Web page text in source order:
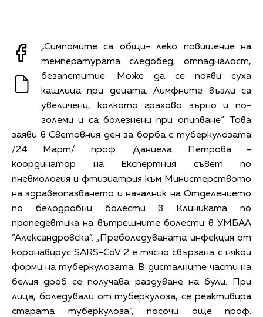
„Симпомите са общи- леко повишение на
температурата следобед, отпадналост,
безапетитие. Може да се появи суха
кашлица при децата. Лимфните възли са
увеличени, колкото грахово зърно и по-
големи и са болезнени при опипване“. Това
заяви в Световния ден за борба с туберкулозата
/24 Март/ проф. Даниела Петрова -
координатор на Експертния съвет по
пневмология и фтизиатрия към Министерството
на здравеопазването и началник на Отделението
по белодробни болести в Клиниката по
пропедевтика на вътрешните болести в УМБАЛ
“Александровска”. „Преболедуваната инфекция от
коронавирус SARS-CoV 2 е тясно свързана с някои
форми на туберкулозата. В дисталните части на
белия дроб се получава раздуване на були. При
лица, боледували от туберкулоза, се реактивира
старата туберкулоза“, посочи още проф.